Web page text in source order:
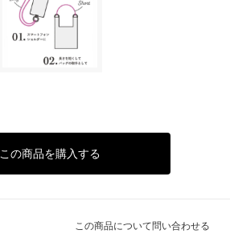
この商品を購入する
この商品について問い合わせる